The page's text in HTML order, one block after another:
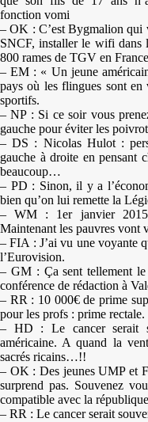
fonction vomi
– OK : C’est Bygmalion qui
SNCF, installer le wifi dans
800 rames de TGV en
– EM : « Un jeune
pays où les flingues sont en
sportifs.
– NP : Si ce soir vous
gauche pour éviter les
– DS : Nicolas Hulot :
gauche à droite en pensant
beaucoup…
– PD : Sinon, il y a
bien qu’on lui remette la
– WM : 1er janvier
Maintenant les pauvres vont
– FIA : J’ai vu une voyante
l’Eurovision.
– GM : Ça sent tellement
conférence de rédaction à
– RR : 10 000€ de prime
pour les profs : prime rectale.
– HD : Le cancer serait
américaine. A quand la
sacrés ricains…!!
– OK : Des jeunes UMP et
surprend pas. Souvenez
compatible avec la
– RR : Le cancer serait